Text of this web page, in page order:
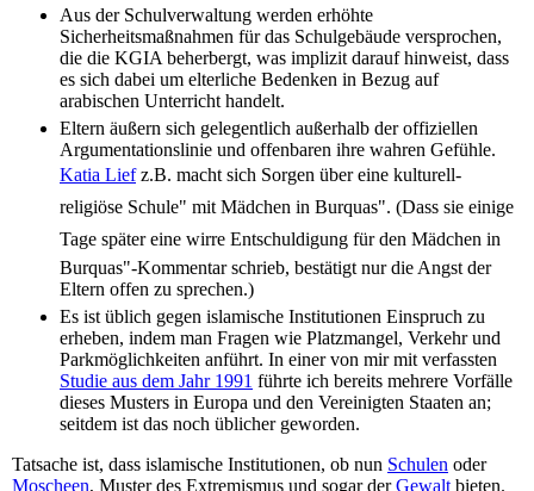
Aus der Schulverwaltung werden erhöhte
Sicherheitsmaßnahmen für das Schulgebäude versprochen,
die die KGIA beherbergt, was implizit darauf hinweist, dass
es sich dabei um elterliche Bedenken in Bezug auf
arabischen Unterricht handelt.
Eltern äußern sich gelegentlich außerhalb der offiziellen
Argumentationslinie und offenbaren ihre wahren Gefühle.
Katia Liefz.B. macht sich Sorgen über eine kulturell-
religiöse Schule" mit Mädchen in Burquas". (Dass sie einige
Tage später eine wirre Entschuldigung für den Mädchen in
Burquas"-Kommentar schrieb, bestätigt nur die Angst der
Eltern offen zu sprechen.)
Es ist üblich gegen islamische Institutionen Einspruch zu
erheben, indem man Fragen wie Platzmangel, Verkehr und
Parkmöglichkeiten anführt. In einer von mir mit verfassten
Studie aus dem Jahr 1991 führte ich bereits mehrere Vorfälle
dieses Musters in Europa und den Vereinigten Staaten an;
seitdem ist das noch üblicher geworden.
Tatsache ist, dass islamische Institutionen, ob nun Schulen oder
Moscheen, Muster des Extremismus und sogar derGewalt bieten.